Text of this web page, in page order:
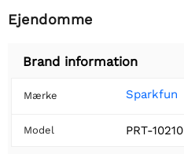
Ejendomme
Brand information
Mærke Sparkfun
Model PRT-10210